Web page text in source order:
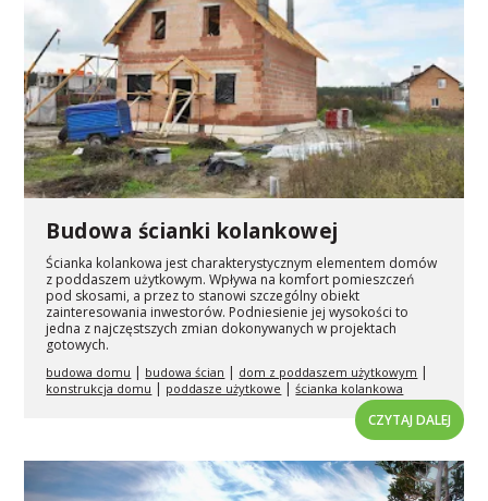
Budowa ścianki kolankowej
Ścianka kolankowa jest charakterystycznym elementem domów
z poddaszem użytkowym. Wpływa na komfort pomieszczeń
pod skosami, a przez to stanowi szczególny obiekt
zainteresowania inwestorów. Podniesienie jej wysokości to
jedna z najczęstszych zmian dokonywanych w projektach
gotowych.
budowa domu | budowa ścian | dom z poddaszem użytkowym |
konstrukcja domu | poddasze użytkowe |ścianka kolankowa
CZYTAJ DALEJ